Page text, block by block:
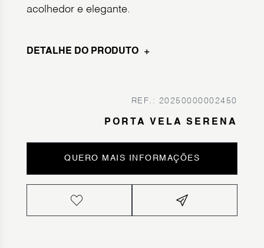
acolhedor e elegante.
DETALHE DO PRODUTO
REF.: 20250000002450
PORTA VELA SERENA
QUERO MAIS INFORMAÇÕES